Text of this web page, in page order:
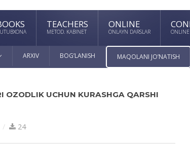
TEACHERS
METOD. KABINET
ONLINE
ONLAYN DARSLAR ONLINE
ARXIV BOG’LANISH MAQOLANI JO’NATISH
OZODLIK UCHUN KURASHGA QARSHI
24